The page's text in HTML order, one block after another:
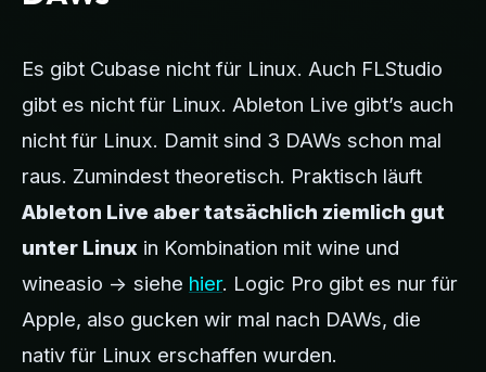
Es gibt Cubase nicht für Linux. Auch FLStudio
gibt es nicht für Linux. Ableton Live gibt’s auch
nicht für Linux. Damit sind 3 DAWs schon mal
raus. Zumindest theoretisch. Praktisch läuft
Ableton Live aber tatsächlich ziemlich gut
unter Linux in Kombination mit wine und
wineasio -> siehe hier. Logic Pro gibt es nur für
Apple, also gucken wir mal nach DAWs, die
nativ für Linux erschaffen wurden.